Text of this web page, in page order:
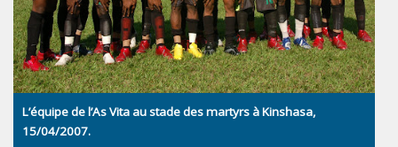
L’équipe de l’As Vita au stade des martyrs à Kinshasa,
15/04/2007.